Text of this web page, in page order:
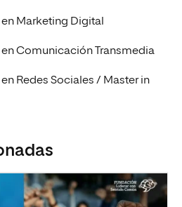
Marketing Digital
Comunicación Transmedia
Redes Sociales / Master in